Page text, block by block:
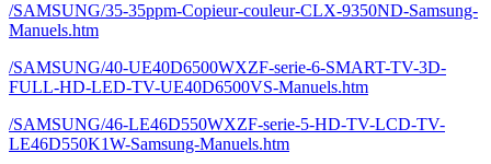
/SAMSUNG/35-35ppm-Copieur-couleur-CLX-9350ND-Samsung-
Manuels.htm
/SAMSUNG/40-UE40D6500WXZF-serie-6-SMART-TV-3D-
FULL-HD-LED-TV-UE40D6500VS-Manuels.htm
/SAMSUNG/46-LE46D550WXZF-serie-5-HD-TV-LCD-TV-
LE46D550K1W-Samsung-Manuels.htm